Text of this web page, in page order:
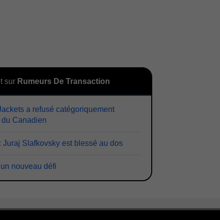
sur Rumeurs De Transaction
a refusé catégoriquement
Canadien
Slafkovsky est blessé au dos
nouveau défi